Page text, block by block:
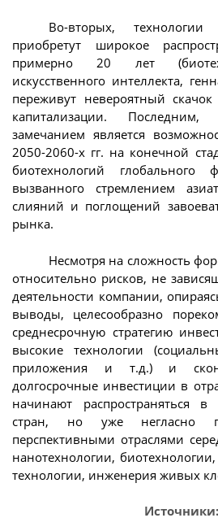
Во-вторых,
приобретут широкое
примерно 20 лет
искусственного интеллекта,
переживут невероятный
капитализации.
замечанием является
2050-2060-х гг. на конечной
биотехнологий глобального
вызванного стремлением
слияний и поглощений
рынка.
Несмотря на сложность
относительно рисков, не
деятельности компании,
выводы, целесообразно
среднесрочную стратегию
высокие технологии
приложения и т.д.) и
долгосрочные инвестиции в
начинают распространяться
стран, но уже негласно
перспективными отраслями
нанотехнологии,
технологии, инженерия живых
Источники: